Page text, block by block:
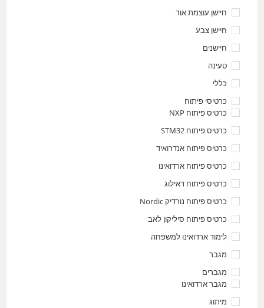
חיישן עוצמת אור
חיישן צבע
חיישנים
טעינה
כללי
כרטיסי פיתוח
כרטיס פיתוח NXP
כרטיס פיתוח STM32
כרטיס פיתוח אנדרואיד
כרטיס פיתוח ארדואינו
כרטיס פיתוח דאילוג
כרטיס פיתוח נורדיק Nordic
כרטיס פיתוח סיליקון לאב
לימוד ארדואינו למשפחה
מגבר
מגברים
מגבר ארדואינו
מיתוג